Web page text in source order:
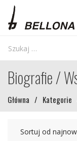
Biografie /
Główna / Kategorie